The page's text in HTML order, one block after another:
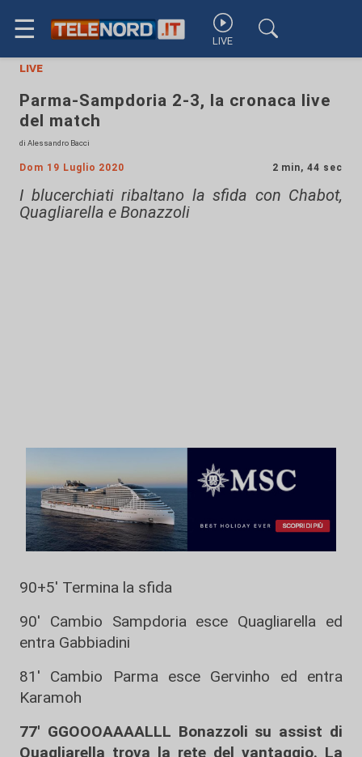
☰ LIVE
live
Parma-Sampdoria 2-3, la cronaca live
del match
di Alessandro Bacci
Dom 19 Luglio 2020 2 min, 44 sec
I blucerchiati ribaltano la sfida con Chabot,
Quagliarella e Bonazzoli
90+5' Termina la sfida
90' Cambio Sampdoria esce Quagliarella ed
entra Gabbiadini
81' Cambio Parma esce Gervinho ed entra
Karamoh
77' GGOOOAAAALLL Bonazzoli su assist di
Quagliarella trova la rete del vantaggio. La